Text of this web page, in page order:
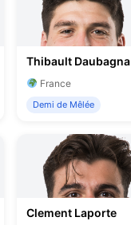
Thibault Daubagna
France
Demi de Mêlée
Clement Laporte